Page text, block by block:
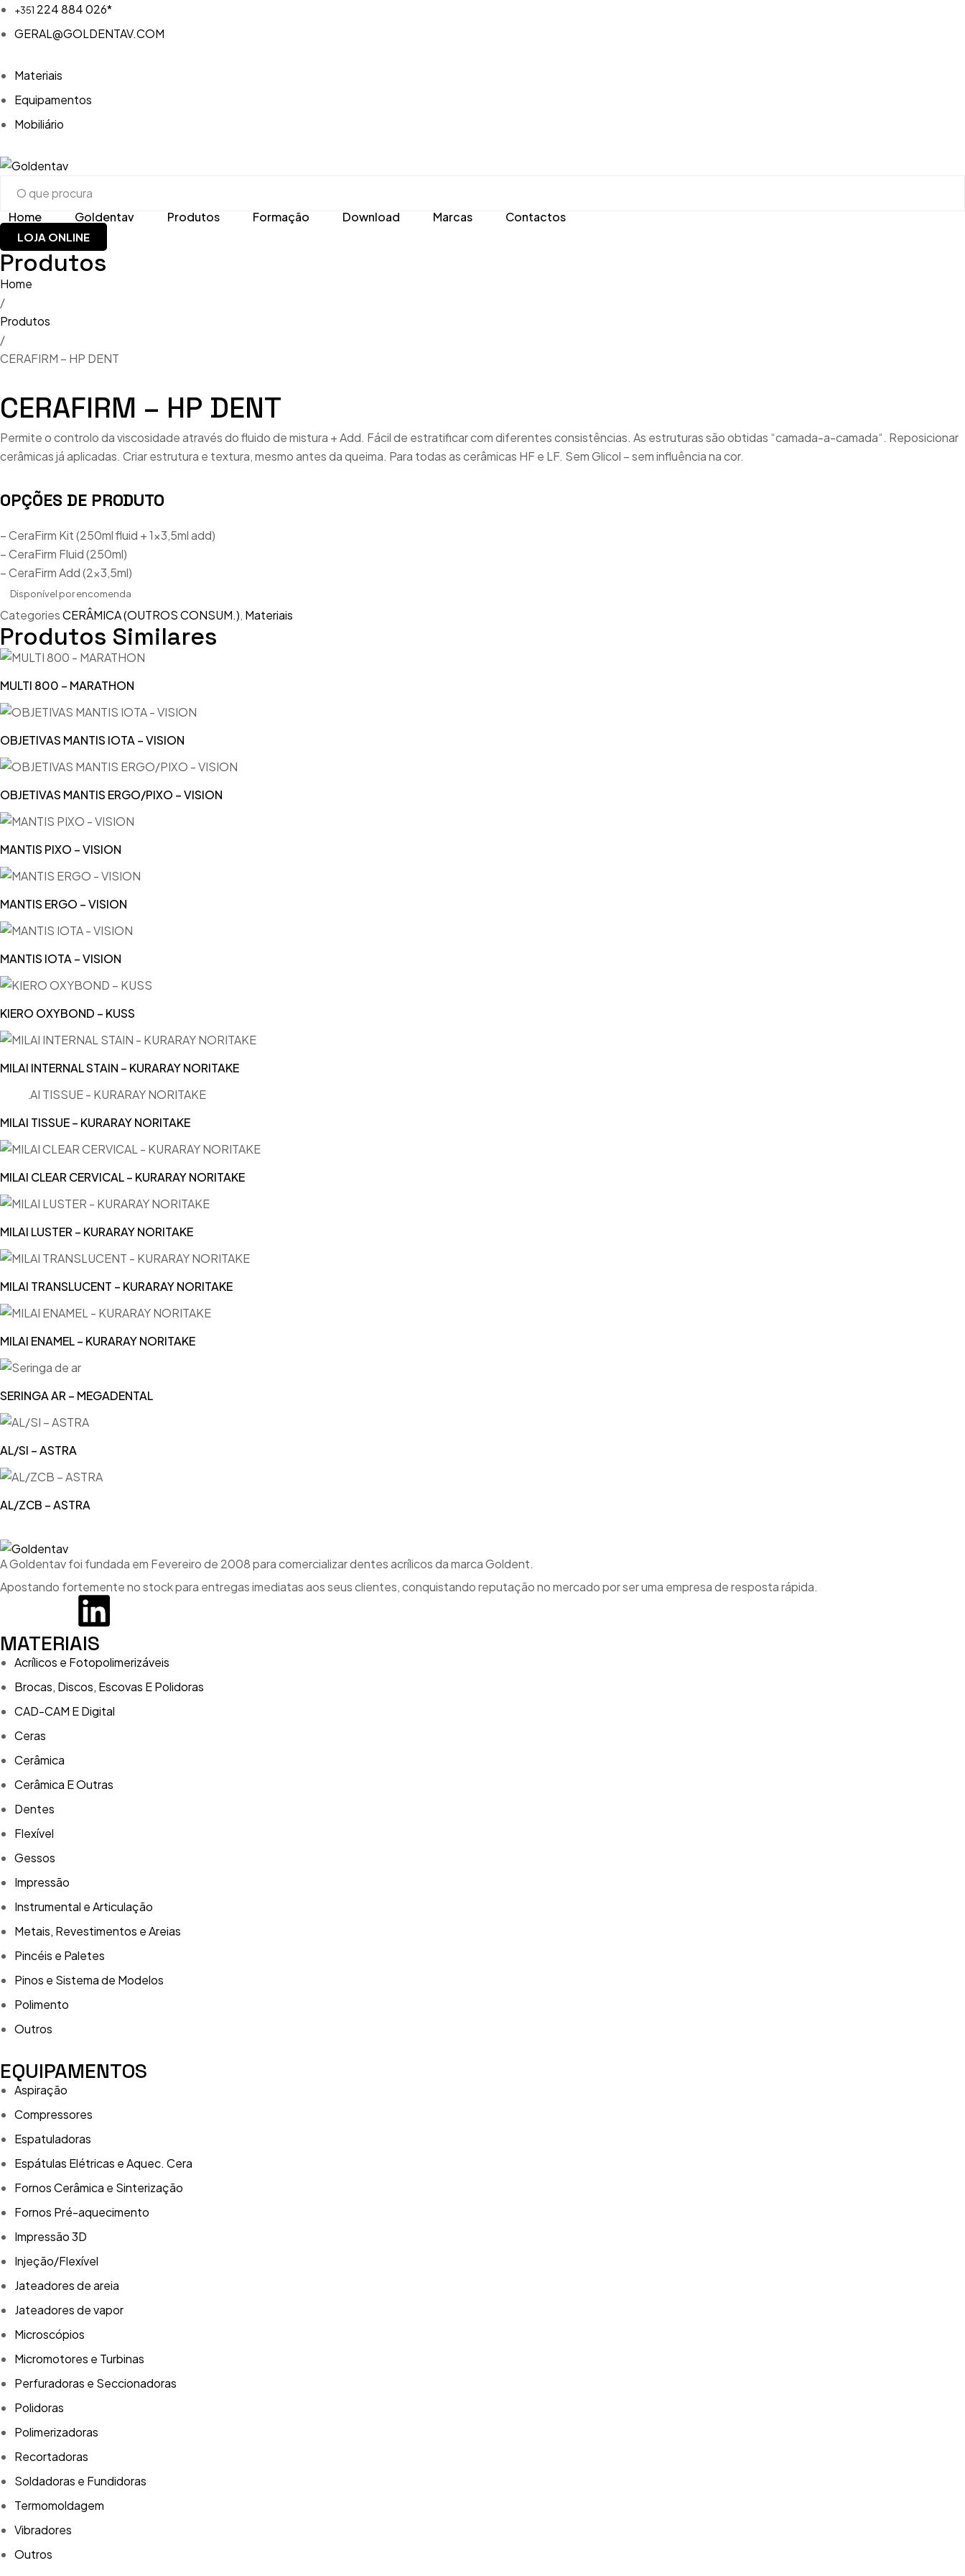
+351 224 884 026*
GERAL@GOLDENTAV.COM
Materiais
Equipamentos
Mobiliário
Home Goldentav Produtos
Ceras
Dentes
Flexível
Pincéis e Paletes
Fornos de Pré-Aquecimento
Microscópios
Formação Download Marcas Contactos
LOJA ONLINE
Produtos
Home
/
Produtos
/
CERAFIRM – HP DENT
CERAFIRM – HP DENT
Permite o controlo da viscosidade através do fluido de mistura + Add. Fácil de estratificar com diferentes consistências. As estruturas são obtidas “camada-a-camada“. Reposicionar
cerâmicas já aplicadas. Criar estrutura e textura, mesmo antes da queima. Para todas as cerâmicas HF e LF. Sem Glicol – sem influência na cor.
OPÇÕES DE PRODUTO
– CeraFirm Kit (250ml fluid + 1×3,5ml add)
– CeraFirm Fluid (250ml)
– CeraFirm Add (2×3,5ml)
Disponível por encomenda
CategoriesCERÂMICA (OUTROS CONSUM.), Materiais
Produtos Similares
MULTI 800 – MARATHON
OBJETIVAS MANTIS IOTA – VISION
OBJETIVAS MANTIS ERGO/PIXO – VISION
MANTIS PIXO – VISION
MANTIS ERGO – VISION
MANTIS IOTA – VISION
KIERO OXYBOND – KUSS
MILAI INTERNAL STAIN – KURARAY NORITAKE
MILAI TISSUE – KURARAY NORITAKE
MILAI CLEAR CERVICAL – KURARAY NORITAKE
MILAI LUSTER – KURARAY NORITAKE
MILAI TRANSLUCENT – KURARAY NORITAKE
MILAI ENAMEL – KURARAY NORITAKE
SERINGA AR – MEGADENTAL
AL/SI – ASTRA
AL/ZCB – ASTRA
A Goldentav foi fundada em Fevereiro de 2008 para comercializar dentes acrílicos da marca Goldent.
Apostando fortemente no stock para entregas imediatas aos seus clientes, conquistando reputação no mercado por ser uma empresa de resposta rápida.
MATERIAIS
Acrílicos e Fotopolimerizáveis
Brocas, Discos, Escovas E Polidoras
CAD-CAM E Digital
Ceras
Cerâmica
Cerâmica E Outras
Dentes
Flexível
Gessos
Impressão
Instrumental e Articulação
Metais, Revestimentos e Areias
Pincéis e Paletes
Pinos e Sistema de Modelos
Polimento
Outros
EQUIPAMENTOS
Aspiração
Compressores
Espatuladoras
Espátulas Elétricas e Aquec. Cera
Fornos Cerâmica e Sinterização
Fornos Pré-aquecimento
Impressão 3D
Injeção/Flexível
Jateadores de areia
Jateadores de vapor
Microscópios
Micromotores e Turbinas
Perfuradoras e Seccionadoras
Polidoras
Polimerizadoras
Recortadoras
Soldadoras e Fundidoras
Termomoldagem
Vibradores
Outros